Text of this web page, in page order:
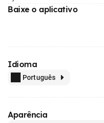
Baixe o aplicativo
Idioma
Português
Aparência